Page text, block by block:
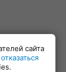
сайта
отказаться